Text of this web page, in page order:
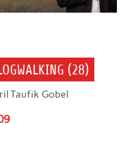
(28)
Taufik Gobel